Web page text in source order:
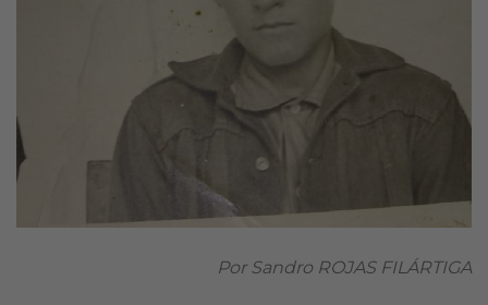
Por Sandro ROJAS FILÁRTIGA